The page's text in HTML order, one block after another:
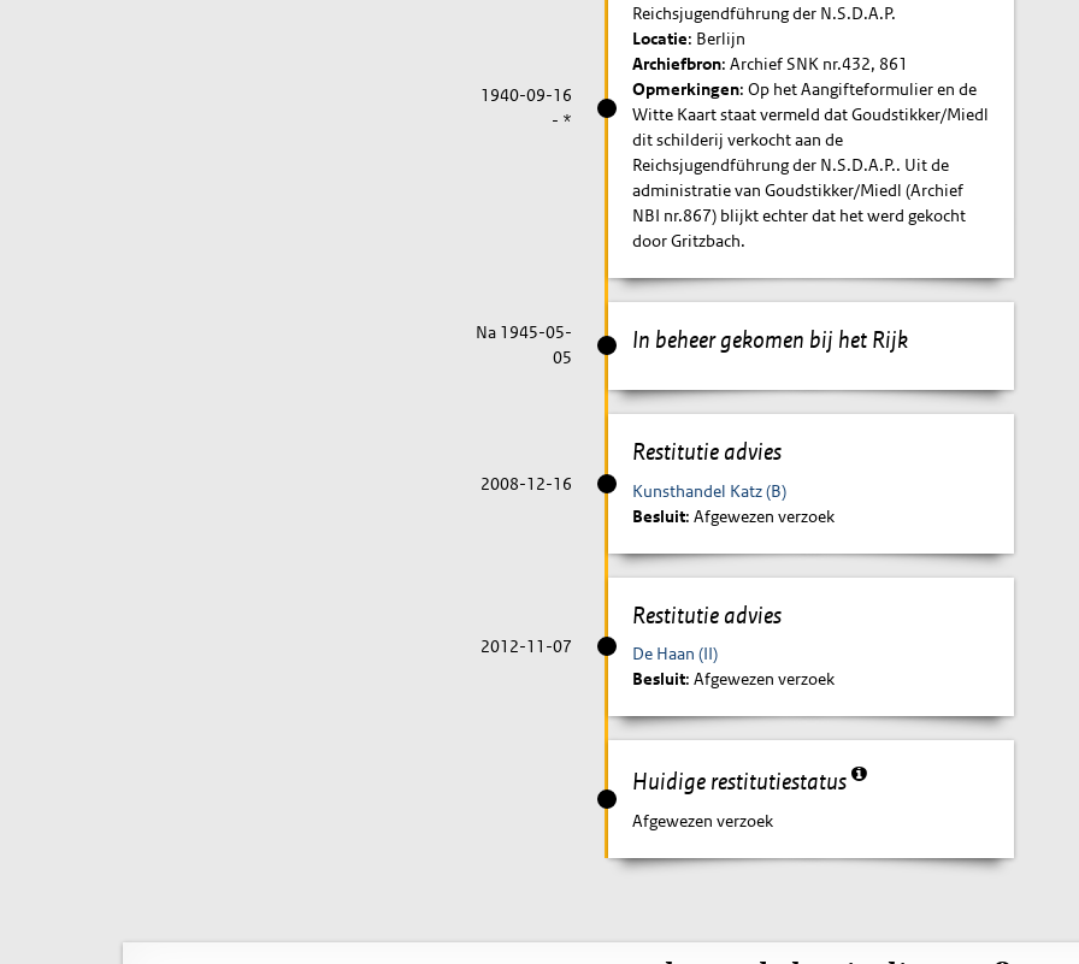
1940-09-16
- *
Reichsjugendführung der N.S.D.A.P.
Locatie: Berlijn
Archiefbron: Archief SNK nr.432, 861
Opmerkingen: Op het Aangifteformulier en de
Witte Kaart staat vermeld dat Goudstikker/Miedl
dit schilderij verkocht aan de
Reichsjugendführung der N.S.D.A.P.. Uit de
administratie van Goudstikker/Miedl (Archief
NBI nr.867) blijkt echter dat het werd gekocht
door Gritzbach.
In beheer gekomen bij het Rijk
Na 1945-05-
05
Restitutie advies
2008-12-16
Kunsthandel Katz (B)
Besluit: Afgewezen verzoek
Restitutie advies
2012-11-07
De Haan (II)
Besluit: Afgewezen verzoek
Huidige restitutiestatus
Afgewezen verzoek